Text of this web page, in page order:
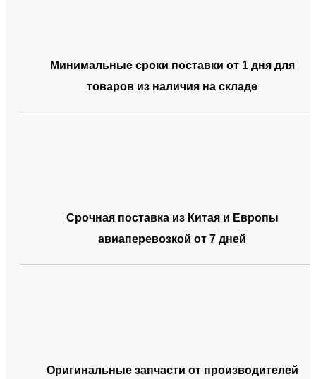
Минимальные сроки поставки от 1 дня для
товаров из наличия на складе
Срочная поставка из Китая и Европы
авиаперевозкой от 7 дней
Оригинальные запчасти от производителей